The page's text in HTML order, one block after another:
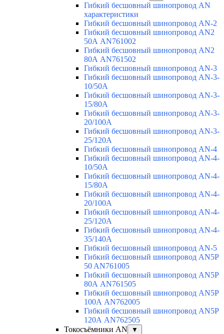
Гибкий бесшовный шинопровод AN
характеристики
Гибкий бесшовный шинопровод AN-2
Гибкий бесшовный шинопровод AN2
50А AN761002
Гибкий бесшовный шинопровод AN2
80А AN761502
Гибкий бесшовный шинопровод AN-3
Гибкий бесшовный шинопровод AN-3-
10/50A
Гибкий бесшовный шинопровод AN-3-
15/80A
Гибкий бесшовный шинопровод AN-3-
20/100A
Гибкий бесшовный шинопровод AN-3-
25/120A
Гибкий бесшовный шинопровод AN-4
Гибкий бесшовный шинопровод AN-4-
10/50A
Гибкий бесшовный шинопровод AN-4-
15/80A
Гибкий бесшовный шинопровод AN-4-
20/100A
Гибкий бесшовный шинопровод AN-4-
25/120A
Гибкий бесшовный шинопровод AN-4-
35/140A
Гибкий бесшовный шинопровод AN-5
Гибкий бесшовный шинопровод AN5P
50 AN761005
Гибкий бесшовный шинопровод AN5P
80А AN761505
Гибкий бесшовный шинопровод AN5P
100А AN762005
Гибкий бесшовный шинопровод AN5P
120А AN762505
Токосъёмники AN
▼